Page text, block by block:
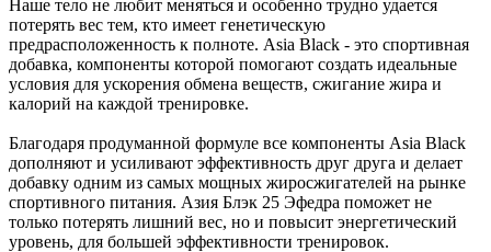
Наше тело не любит меняться и особенно трудно удается
потерять вес тем, кто имеет генетическую
предрасположенность к полноте. Asia Black - это спортивная
добавка, компоненты которой помогают создать идеальные
условия для ускорения обмена веществ, сжигание жира и
калорий на каждой тренировке.
Благодаря продуманной формуле все компоненты Asia Black
дополняют и усиливают эффективность друг друга и делает
добавку одним из самых мощных жиросжигателей на рынке
спортивного питания. Азия Блэк 25 Эфедра поможет не
только потерять лишний вес, но и повысит энергетический
уровень, для большей эффективности тренировок.